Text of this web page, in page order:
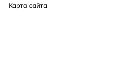
Карта сайта